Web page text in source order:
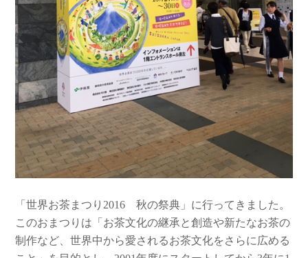
「世界お茶まつり2016 秋の祭典」に行ってきました。
このおまつりは「お茶文化の継承と創造や新たなお茶の
制作など、世界中から愛されるお茶文化をさらに広める